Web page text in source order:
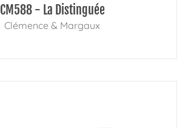
CM588 - La Distinguée
Clémence & Margaux